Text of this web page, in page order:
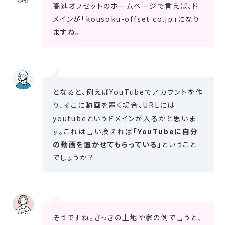
高速オフセットのホームページで言えば、ド
メインが「kousoku-offset.co.jp」になり
ますね。
となると、例えばYouTubeでアカウントを作
り、そこに動画を置く場合、URLには
youtubeというドメインが入るかと思いま
す。これは言い換えれば「YouTubeに自分
の動画を置かせてもらっている 」ということ
でしょうか？
そうですね。さっきの土地や家の例で言うと、